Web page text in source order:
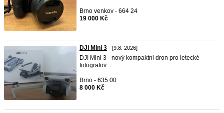
Brno venkov - 664 24
19 000 Kč
DJI Mini 3 - [9.8. 2026]
DJI Mini 3 - nový kompaktni dron pro letecké
fotografov ...
Brno - 635 00
8 000 Kč